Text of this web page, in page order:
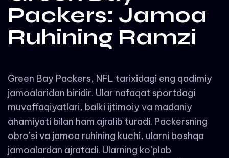
Packers: Jamoa
Ruhining Ramzi
Green Bay Packers, NFL tarixidagi eng qadimiy
jamoalaridan biridir. Ular nafaqat sportdagi
muvaffaqiyatlari, balki ijtimoiy va madaniy
ahamiyati bilan ham ajralib turadi. Packersning
obro’si va jamoa ruhining kuchi, ularni boshqa
jamoalardan ajratadi. Ularning ko’plab